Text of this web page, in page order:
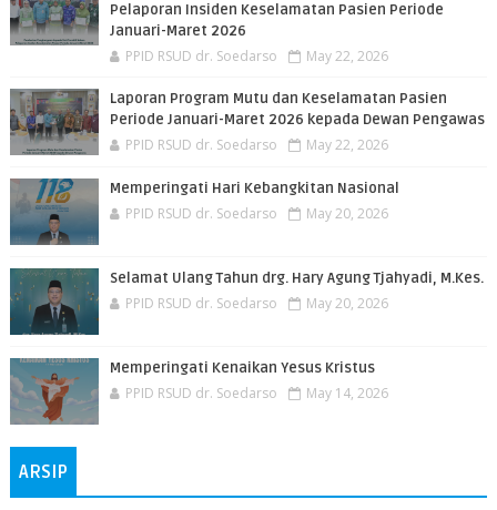
Pelaporan Insiden Keselamatan Pasien Periode
Januari-Maret 2026
PPID RSUD dr. Soedarso May 22, 2026
Laporan Program Mutu dan Keselamatan Pasien
Periode Januari-Maret 2026 kepada Dewan Pengawas
PPID RSUD dr. Soedarso May 22, 2026
Memperingati Hari Kebangkitan Nasional
PPID RSUD dr. Soedarso May 20, 2026
Selamat Ulang Tahun drg. Hary Agung Tjahyadi, M.Kes.
PPID RSUD dr. Soedarso May 20, 2026
Memperingati Kenaikan Yesus Kristus
PPID RSUD dr. Soedarso May 14, 2026
ARSIP